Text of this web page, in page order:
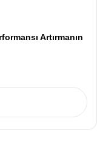
Artırmanın